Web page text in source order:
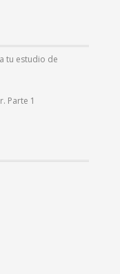
tu estudio de
Parte 1